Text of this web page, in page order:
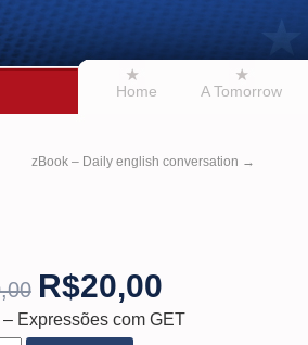
Home A Tomorrow
zBook – Daily english conversation →
R$20,00
Expressões com GET